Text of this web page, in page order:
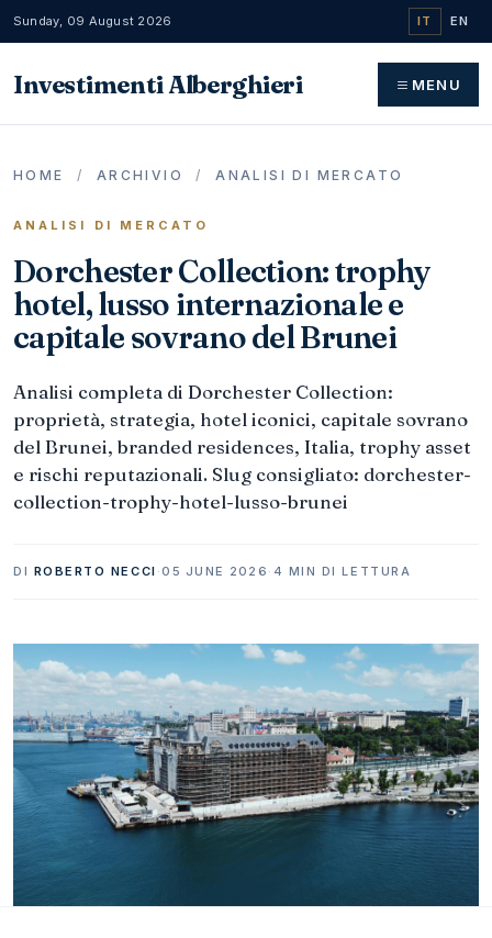
Sunday, 09 August 2026 IT EN
Investimenti Alberghieri MENU
HOME / ARCHIVIO / ANALISI DI MERCATO
ANALISI DI MERCATO
Dorchester Collection: trophy
hotel, lusso internazionale e
capitale sovrano del Brunei
Analisi completa di Dorchester Collection:
proprietà, strategia, hotel iconici, capitale sovrano
del Brunei, branded residences, Italia, trophy asset
e rischi reputazionali. Slug consigliato: dorchester-
collection-trophy-hotel-lusso-brunei
DI ROBERTO NECCI ·05 JUNE 2026 · 4 MIN DI LETTURA